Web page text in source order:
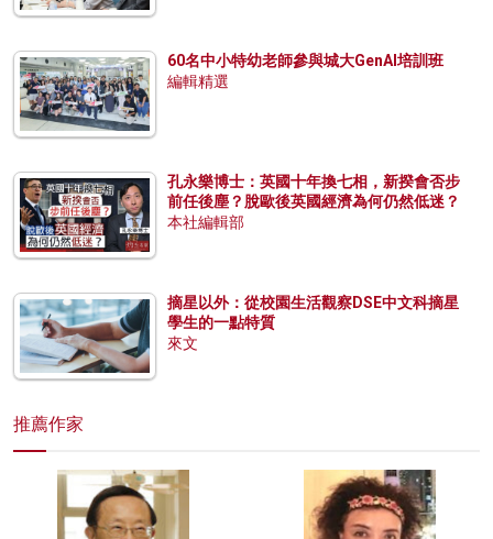
60名中小特幼老師參與城大GenAI培訓班
編輯精選
孔永樂博士：英國十年換七相，新揆會否步
前任後塵？脫歐後英國經濟為何仍然低迷？
本社編輯部
摘星以外：從校園生活觀察DSE中文科摘星
學生的一點特質
來文
推薦作家